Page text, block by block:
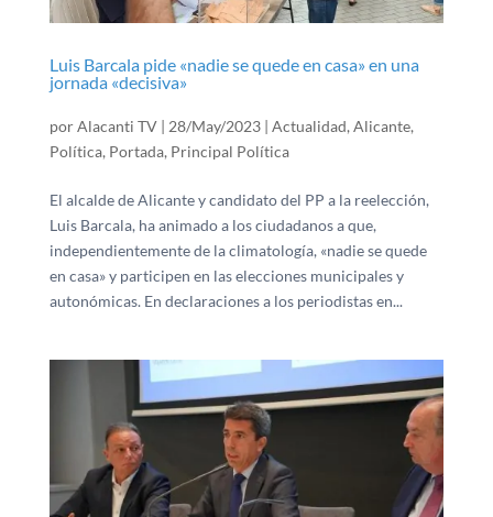
Luis Barcala pide «nadie se quede en casa» en una
jornada «decisiva»
porAlacanti TV| 28/May/2023| Actualidad, Alicante,
Política, Portada, Principal Política
El alcalde de Alicante y candidato del PP a la reelección,
Luis Barcala, ha animado a los ciudadanos a que,
independientemente de la climatología, «nadie se quede
en casa» y participen en las elecciones municipales y
autonómicas. En declaraciones a los periodistas en...